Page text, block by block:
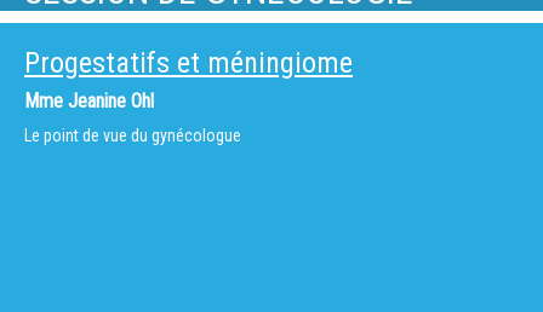
Progestatifs et méningiome
Mme Jeanine Ohl
Le point de vue du gynécologue